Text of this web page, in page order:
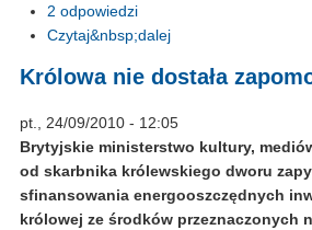
2 odpowiedzi
Czytaj&nbsp;dalej
Królowa nie dostała
pt., 24/09/2010 - 12:05
Brytyjskie ministerstwo kultury,
od skarbnika królewskiego dworu
sfinansowania energooszczędnych
królowej ze środków przeznaczonych